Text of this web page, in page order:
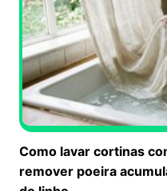
Como lavar cortinas
remover poeira